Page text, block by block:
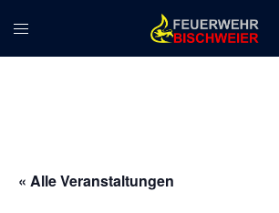
Inhalt
springen
Menü
« Alle Veranstaltungen